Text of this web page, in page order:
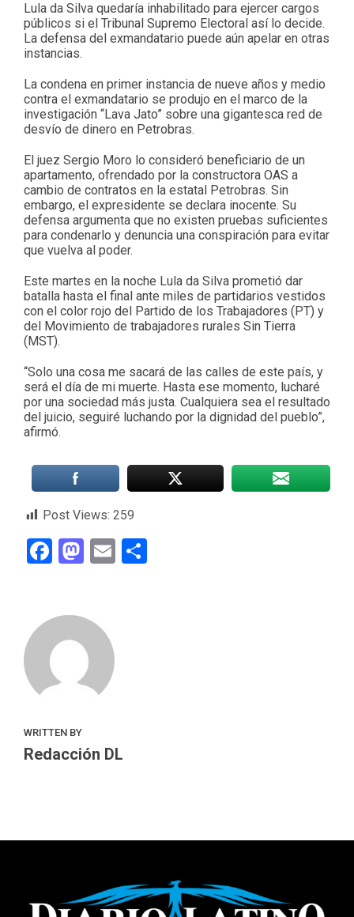
Lula da Silva quedaría inhabilitado para ejercer cargos
públicos si el Tribunal Supremo Electoral así lo decide.
La defensa del exmandatario puede aún apelar en otras
instancias.
La condena en primer instancia de nueve años y medio
contra el exmandatario se produjo en el marco de la
investigación “Lava Jato” sobre una gigantesca red de
desvío de dinero en Petrobras.
El juez Sergio Moro lo consideró beneficiario de un
apartamento, ofrendado por la constructora OAS a
cambio de contratos en la estatal Petrobras. Sin
embargo, el expresidente se declara inocente. Su
defensa argumenta que no existen pruebas suficientes
para condenarlo y denuncia una conspiración para evitar
que vuelva al poder.
Este martes en la noche Lula da Silva prometió dar
batalla hasta el final ante miles de partidarios vestidos
con el color rojo del Partido de los Trabajadores (PT) y
del Movimiento de trabajadores rurales Sin Tierra
(MST).
“Solo una cosa me sacará de las calles de este país, y
será el día de mi muerte. Hasta ese momento, lucharé
por una sociedad más justa. Cualquiera sea el resultado
del juicio, seguiré luchando por la dignidad del pueblo”,
afirmó.
Post Views: 259
Facebook
Mastodon
Email
WRITTEN BY
Redacción DL